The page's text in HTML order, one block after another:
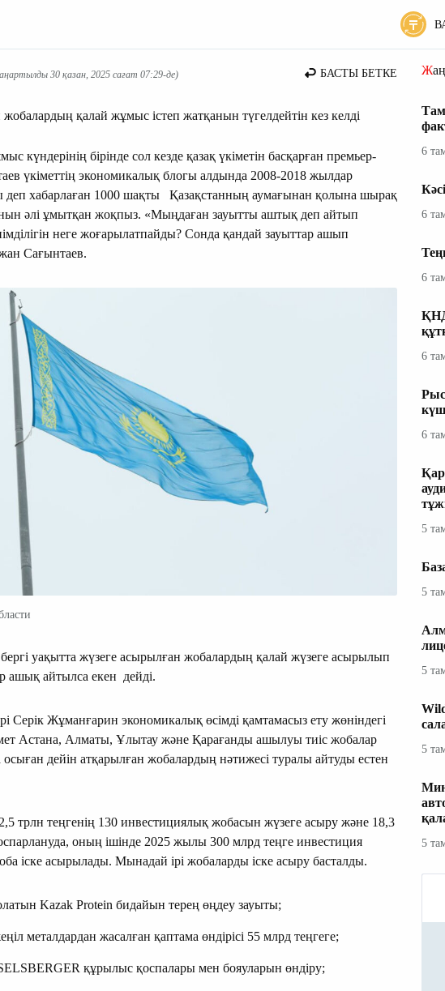
30 қазан, 2025 сағат 07:29-де) БАСТЫ БЕТКЕ
қалай жұмыс істеп жатқанын түгелдейтін кез келді
күндерінің бірінде сол кезде қазақ үкіметін басқарған премьер-
үкіметтің экономикалық блогы алдында 2008-2018 жылдар
деп хабарлаған 1000 шақты Қазақстанның аумағынан қолына шырақ
әлі ұмытқан жоқпыз. «Мыңдаған зауытты аштық деп айтып
неге жоғарылатпайды? Сонда қандай зауыттар ашып
Сағынтаев.
уақытта жүзеге асырылған жобалардың қалай жүзеге асырылып
ашық айтылса екен дейді.
Серік Жұманғарин экономикалық өсімді қамтамасыз ету жөніндегі
Астана, Алматы, Ұлытау және Қарағанды ашылуы тиіс жобалар
дейін атқарылған жобалардың нәтижесі туралы айтуды естен
трлн теңгенің 130 инвестициялық жобасын жүзеге асыру және 18,3
оның ішінде 2025 жылы 300 млрд теңге инвестиция
іске асырылады. Мынадай ірі жобаларды іске асыру басталды.
Kazak Protein бидайын терең өңдеу зауыты;
металдардан жасалған қаптама өндірісі 55 млрд теңгеге;
құрылыс қоспалары мен бояуларын өндіру;
6
6
6
6
6
5
5
5
5
5